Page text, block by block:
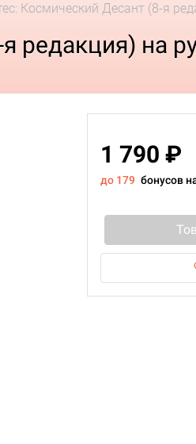
Космический Десант (8-я
редакция) на
1 790 ₽
до 179 бонусов